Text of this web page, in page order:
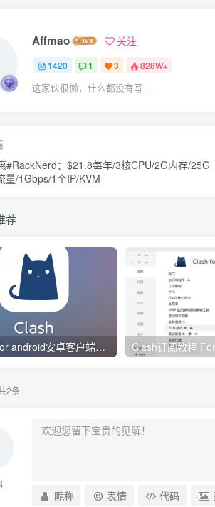
Affmao 关注
1420 1 3 828W+
这家伙很懒，什么都没有写...
#RackNerd：$21.8每年/3核CPU/2G内存/25G
量/1Gbps/1个IP/KVM
荐
Clash for android安卓客户端保姆级新手使用教程
2条
昵称 表情 代码